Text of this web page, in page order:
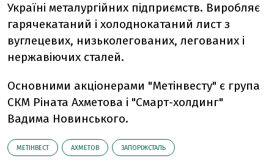
Україні металургійних підприємств. Виробляє
гарячекатаний і холоднокатаний лист з
вуглецевих, низьколегованих, легованих і
нержавіючих сталей.
Основними акціонерами "Метінвесту" є група
СКМ Ріната Ахметова і "Смарт-холдинг"
Вадима Новинського.
МЕТІНВЕСТ АХМЕТОВ ЗАПОРІЖСТАЛЬ